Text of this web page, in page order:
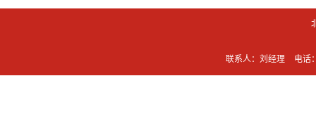
联系人：刘经理 电话